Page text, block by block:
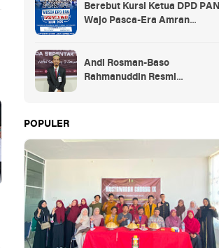
Berebut Kursi Ketua DPD PAN
Wajo Pasca-Era Amran
Andi Rosman-Baso
Rahmanuddin Resmi
POPULER